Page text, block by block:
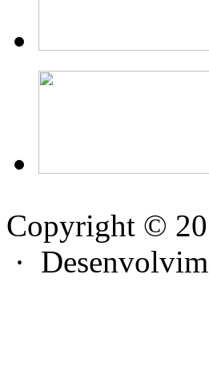
Copyright ©
·